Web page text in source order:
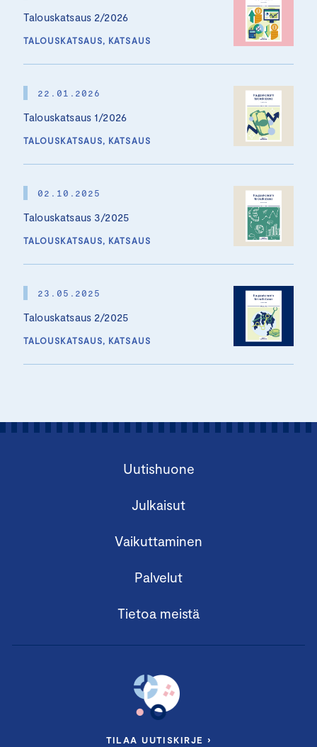
Talouskatsaus 2/2026
TALOUSKATSAUS, KATSAUS
22.01.2026
Talouskatsaus 1/2026
TALOUSKATSAUS, KATSAUS
02.10.2025
Talouskatsaus 3/2025
TALOUSKATSAUS, KATSAUS
23.05.2025
Talouskatsaus 2/2025
TALOUSKATSAUS, KATSAUS
Uutishuone
Julkaisut
Vaikuttaminen
Palvelut
Tietoa meistä
TILAA UUTISKIRJE ›